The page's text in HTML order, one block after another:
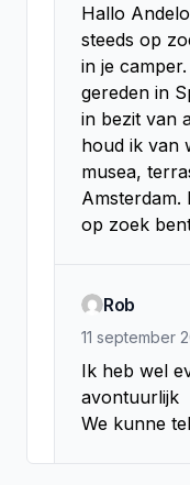
Hallo
steeds op
in je
gereden in
in bezit van
houd ik van
musea,
Amsterdam.
op zoek
Rob
11 september
Ik heb wel
avontuurlijk
We kunne